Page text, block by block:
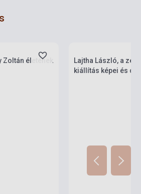
Zoltán életének
Lajtha László, a
kiállítás képei és